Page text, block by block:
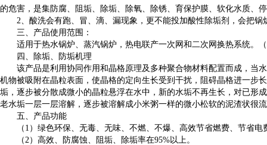
的危害，是集防腐、阻垢、除垢、除氧、除锈、育保护膜、软化水质、
2、酸洗会有跑、冒、滴、漏现象，更不能投加酸性除垢剂，会把锅
三、产品使用范围：
适用于热水锅炉、蒸汽锅炉，热电联产一次网和二次网换热系统。
四、除垢、防垢机理
该产品是利用协同作用和晶格原理及多种聚合物材料配置而成，当
机物被吸附在晶粒表面，使晶格的定向生长受到干扰，阻碍晶格进一步
垢，逐步被分散成微小的晶粒悬浮在水中，新的水垢不再生长，对已形
老水垢一层一层溶解，逐步被溶解成小米粥一样的微小松软的泥渣状很
五、产品功能
（1）绿色环保、无毒、无味、不燃、不爆、高效节省燃费、节省电
（2） 高效、防腐蚀、阻垢、除垢率在95%以上。